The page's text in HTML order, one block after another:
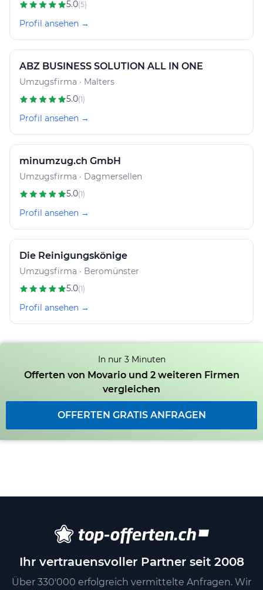
5.0(5)
Profil ansehen →
ABZ BUSINESS SOLUTION ALL IN ONE
Umzugsfirma · Malters
5.0(1)
Profil ansehen →
minumzug.ch GmbH
Umzugsfirma · Dagmersellen
5.0(1)
Profil ansehen →
Die Reinigungskönige
Umzugsfirma · Beromünster
5.0(1)
Profil ansehen →
In nur 3 Minuten
Offerten von Movario und 2 weiteren Firmen
vergleichen
OFFERTEN GRATIS ANFRAGEN
Ihr vertrauensvoller Partner seit 2008
Über 330'000 erfolgreich vermittelte Anfragen. Wir